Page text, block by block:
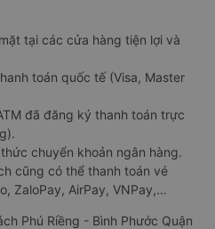
tại các cửa hàng tiện lợi và
toán quốc tế (Visa, Master
đã đăng ký thanh toán trực
chuyển khoản ngân hàng.
cũng có thể thanh toán vé
ZaloPay, AirPay, VNPay,…
Phú Riềng - Bình Phước Quận